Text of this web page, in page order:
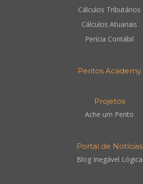
Cálculos Tributários
Cálculos Atuariais
Perícia Contábil
Peritos Academy
Projetos
Ache um Perito
Portal de Notícias
Blog Inegável Lógica